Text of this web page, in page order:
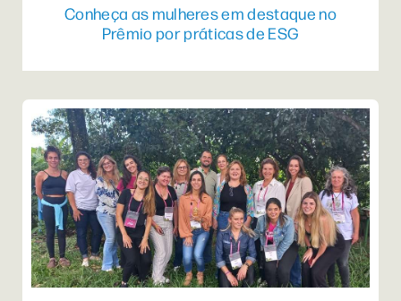
Conheça as mulheres em destaque no
Prêmio por práticas de ESG